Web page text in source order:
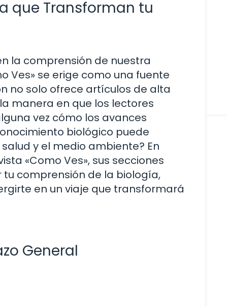
que Transforman tu
la comprensión de nuestra
Ves» se erige como una fuente
no solo ofrece artículos de alta
manera en que los lectores
vez cómo los avances
biológico puede
y el medio ambiente? En
«Como Ves», sus secciones
comprensión de la biología,
en un viaje que transformará
General